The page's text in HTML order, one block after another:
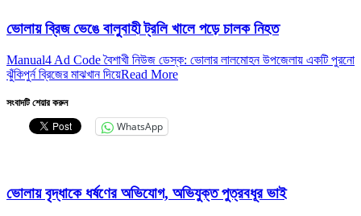
ভোলায় ব্রিজ ভেঙে বালুবাহী ট্রলি খালে পড়ে চালক নিহত
Manual4 Ad Code বৈশাখী নিউজ ডেস্ক: ভোলার লালমোহন উপজেলায় একটি পুরনো
ঝুঁকিপুর্ন ব্রিজের মাঝখান দিয়েRead More
সংবাদটি শেয়ার করুন
WhatsApp
ভোলায় বৃদ্ধাকে ধর্ষণের অভিযোগ, অভিযুক্ত পুত্রবধূর ভাই